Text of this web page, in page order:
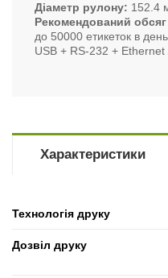
Діаметр рулону
152.4
Рекомендований
до 50000 етикеток в день
USB + RS-232 + Ethernet
Характеристики
Технологія друку
Дозвіл друку